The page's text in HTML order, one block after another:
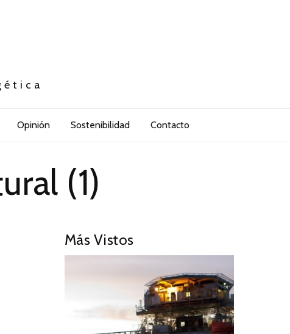
Opinión Sostenibilidad Contacto
(1)
Más Vistos